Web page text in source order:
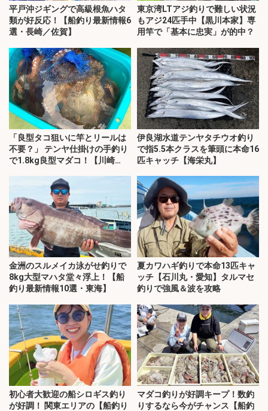
平戸沖ジギングで高級根魚ハタ
類が好反応！【船釣り最新情報6
選・長崎／佐賀】
東京湾LTアジ釣りで難しい状況
もアジ24匹手中【黒川本家】専
用竿で「基本に忠実」が的中？
「良型タコ狙いに竿とリールは
不要？」 テンヤ仕掛けの手釣り
で1.8kg良型マダコ！【川崎
伊良湖水道テンヤタチウオ釣り
で指5.5本クラスを筆頭に本命16
匹キャッチ【海栄丸】
金洲のスルメイカ泳がせ釣りで
8kg大型マハタ堂々浮上！【船
釣り最新情報10選・東海】
夏カワハギ釣りで本命13匹キャ
ッチ【石川丸・愛知】タルマセ
釣りで強風＆波を攻略
初心者大歓迎の船シロギス釣り
が好調！ 関東エリアの【船釣り
マダコ釣りが好調キープ！数釣
りするなら今がチャンス【船釣